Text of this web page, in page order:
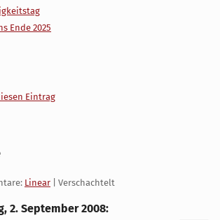
Ende 2025
Eintrag
Linear | Verschachtelt
2. September 2008: